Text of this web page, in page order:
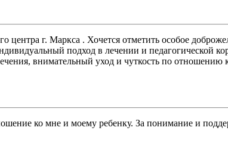
центра г. Маркса . Хочется отметить особое
подход в лечении и педагогической
внимательный уход и чуткость по
ко мне и моему ребенку. За понимание и